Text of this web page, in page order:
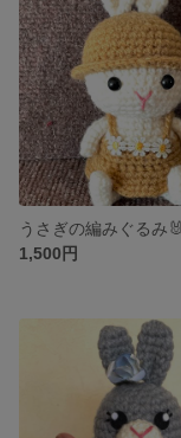
うさぎの編みぐるみ🐰
1,500円